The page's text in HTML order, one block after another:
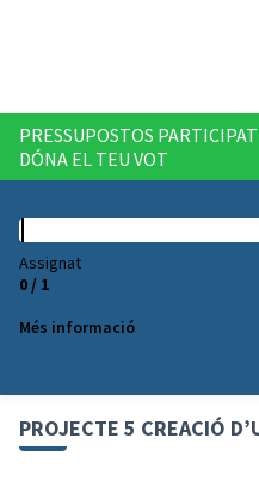
PRESSUPOSTOS
DÓNA EL TEU VOT
Assignat
0 / 1
Més informació
PROJECTE 5 CREACIÓ